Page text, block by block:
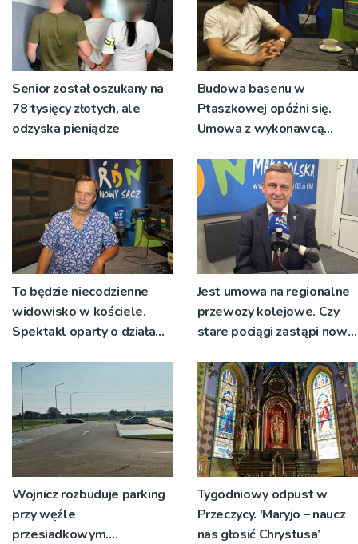
Senior został oszukany na
78 tysięcy złotych, ale
odzyska pieniądze
Budowa basenu w
Ptaszkowej opóźni się.
Umowa z wykonawcą
nie zostanie podpisana
To będzie niecodzienne
widowisko w kościele.
Spektakl oparty o działa
Jest umowa na regionalne
przewozy kolejowe. Czy
stare pociągi zastąpi nowy
Wojnicz rozbuduje parking
przy węźle
przesiadkowym.
Tygodniowy odpust w
Przeczycy. 'Maryjo – naucz
nas głosić Chrystusa’